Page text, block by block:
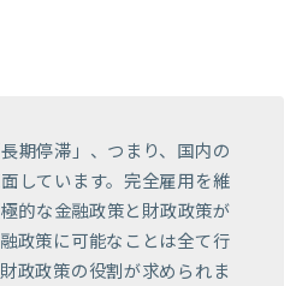
期停滞」、つまり、国内の
しています。完全雇用を維
的な金融政策と財政政策が
政策に可能なことは全て行
政政策の役割が求められま